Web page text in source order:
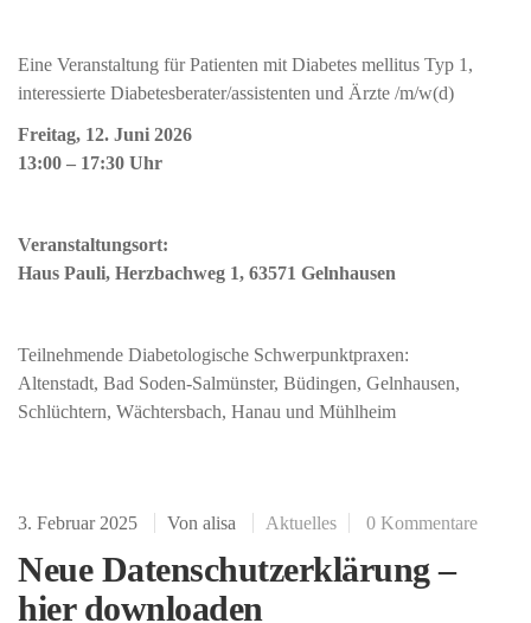
Eine Veranstaltung für Patienten mit Diabetes mellitus Typ 1,
interessierte Diabetesberater/assistenten und Ärzte /m/w(d)
Freitag, 12. Juni 2026
13:00 – 17:30 Uhr
Veranstaltungsort:
Haus Pauli, Herzbachweg 1, 63571 Gelnhausen
Teilnehmende Diabetologische Schwerpunktpraxen:
Altenstadt, Bad Soden-Salmünster, Büdingen, Gelnhausen,
Schlüchtern, Wächtersbach, Hanau und Mühlheim
3. Februar 2025 Von alisa Aktuelles 0 Kommentare
Neue Datenschutzerklärung –
hier downloaden